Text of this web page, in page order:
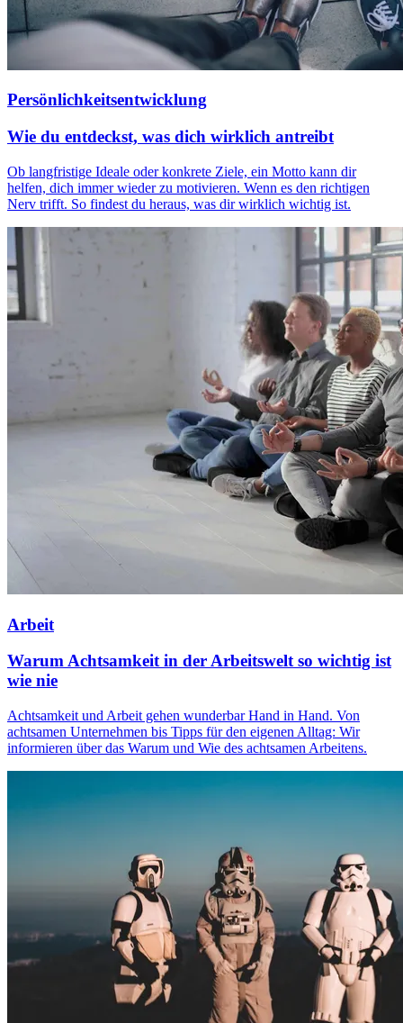
Persönlichkeitsentwicklung
Wie du entdeckst, was dich wirklich antreibt
Ob langfristige Ideale oder konkrete Ziele, ein Motto kann dir
helfen, dich immer wieder zu motivieren. Wenn es den richtigen
Nerv trifft. So findest du heraus, was dir wirklich wichtig ist.
Arbeit
Warum Achtsamkeit in der Arbeitswelt so wichtig ist
wie nie
Achtsamkeit und Arbeit gehen wunderbar Hand in Hand. Von
achtsamen Unternehmen bis Tipps für den eigenen Alltag: Wir
informieren über das Warum und Wie des achtsamen Arbeitens.